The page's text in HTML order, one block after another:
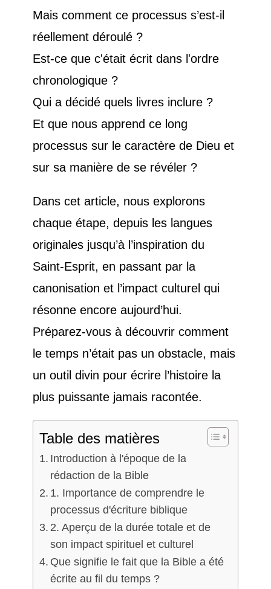
Mais comment ce processus s’est-il
réellement déroulé ?
Est-ce que c'était écrit dans l'ordre
chronologique ?
Qui a décidé quels livres inclure ?
Et que nous apprend ce long
processus sur le caractère de Dieu et
sur sa manière de se révéler ?
Dans cet article, nous explorons
chaque étape, depuis les langues
originales jusqu’à l’inspiration du
Saint-Esprit, en passant par la
canonisation et l’impact culturel qui
résonne encore aujourd’hui.
Préparez-vous à découvrir comment
le temps n’était pas un obstacle, mais
un outil divin pour écrire l’histoire la
plus puissante jamais racontée.
Table des matières
Introduction à l'époque de la
rédaction de la Bible
1. Importance de comprendre le
processus d'écriture biblique
2. Aperçu de la durée totale et de
son impact spirituel et culturel
Que signifie le fait que la Bible a été
écrite au fil du temps ?